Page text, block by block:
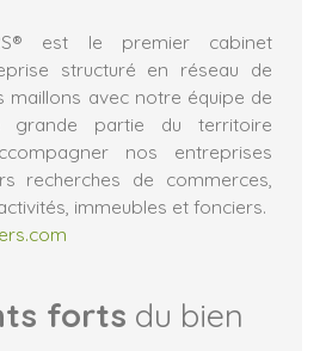
est le premier cabinet
structuré en réseau de
maillons avec notre équipe de
grande partie du territoire
nos entreprises
recherches de commerces,
immeubles et fonciers.
forts du bien